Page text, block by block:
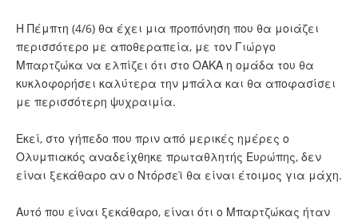
Η Πέμπτη (4/6) θα έχει μια προπόνηση που θα μοιάζει
περισσότερο με αποθεραπεία, με τον Γιώργο
Μπαρτζώκα να ελπίζει ότι στο ΟΑΚΑ η ομάδα του θα
κυκλοφορήσει καλύτερα την μπάλα και θα αποφασίσει
με περισσότερη ψυχραιμία.
Εκεί, στο γήπεδο που πριν από μερικές ημέρες ο
Ολυμπιακός αναδείχθηκε πρωταθλητής Ευρώπης, δεν
είναι ξεκάθαρο αν ο Ντόρσεϊ θα είναι έτοιμος για μάχη.
Αυτό που είναι ξεκάθαρο, είναι ότι ο Μπαρτζώκας ήταν